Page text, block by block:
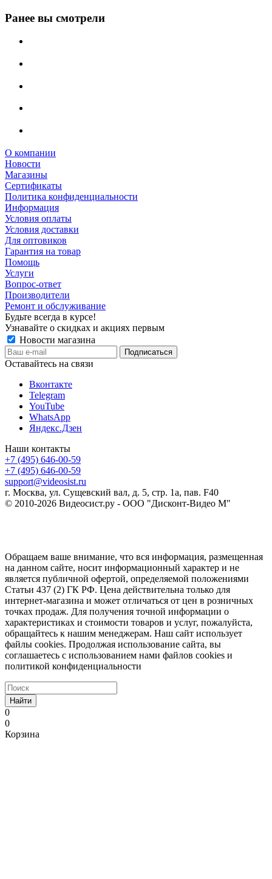
Ранее вы смотрели
О компании
Новости
Магазины
Сертификаты
Политика конфиденциальности
Информация
Условия оплаты
Условия доставки
Для оптовиков
Гарантия на товар
Помощь
Услуги
Вопрос-ответ
Производители
Ремонт и обслуживание
Будьте всегда в курсе!
Узнавайте о скидках и акциях первым
Новости магазина
Оставайтесь на связи
Вконтакте
Telegram
YouTube
WhatsApp
Яндекс.Дзен
Наши контакты
+7 (495) 646-00-59
+7 (495) 646-00-59
support@videosist.ru
г. Москва, ул. Сущевский вал, д. 5, стр. 1а, пав. F40
© 2010-2026 Видеосист.ру - ООО "Дисконт-Видео М"
Обращаем ваше внимание, что вся информация, размещенная
на данном сайте, носит информационный характер и не
является публичной офертой, определяемой положениями
Статьи 437 (2) ГК РФ. Цена действительна только для
интернет-магазина и может отличаться от цен в розничных
точках продаж. Для получения точной информации о
характеристиках и стоимости товаров и услуг, пожалуйста,
обращайтесь к нашим менеджерам. Наш сайт использует
файлы cookies. Продолжая использование сайта, вы
соглашаетесь с использованием нами файлов cookies и
политикой конфиденциальности
Найти
0
0
Корзина